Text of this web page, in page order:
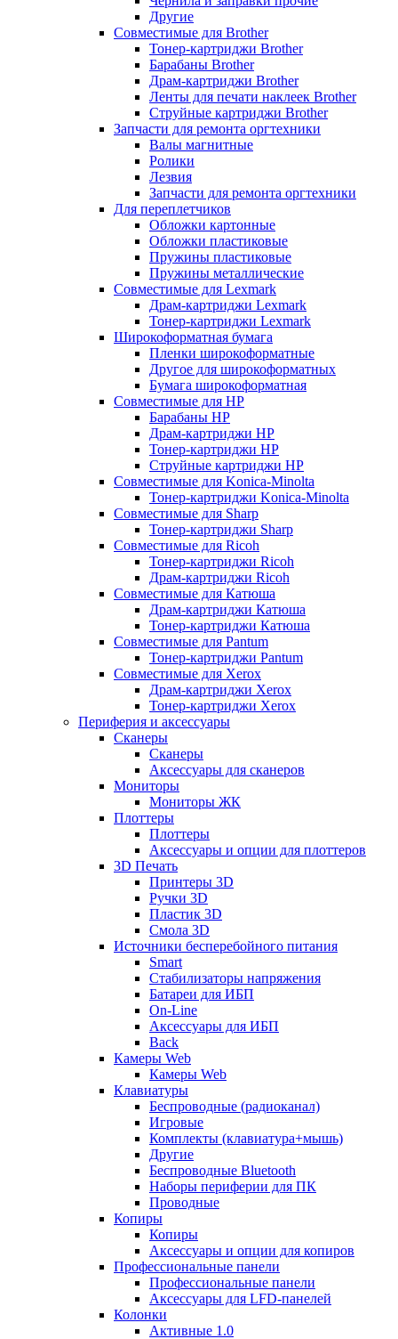
Другие
Совместимые для Brother
Тонер-картриджи Brother
Барабаны Brother
Драм-картриджи Brother
Ленты для печати наклеек Brother
Струйные картриджи Brother
Запчасти для ремонта оргтехники
Валы магнитные
Ролики
Лезвия
Запчасти для ремонта оргтехники
Для переплетчиков
Обложки картонные
Обложки пластиковые
Пружины пластиковые
Пружины металлические
Совместимые для Lexmark
Драм-картриджи Lexmark
Тонер-картриджи Lexmark
Широкоформатная бумага
Пленки широкоформатные
Другое для широкоформатных
Бумага широкоформатная
Совместимые для HP
Барабаны HP
Драм-картриджи HP
Тонер-картриджи HP
Струйные картриджи HP
Совместимые для Konica-Minolta
Тонер-картриджи Konica-Minolta
Совместимые для Sharp
Тонер-картриджи Sharp
Совместимые для Ricoh
Тонер-картриджи Ricoh
Драм-картриджи Ricoh
Совместимые для Катюша
Драм-картриджи Катюша
Тонер-картриджи Катюша
Совместимые для Pantum
Тонер-картриджи Pantum
Совместимые для Xerox
Драм-картриджи Xerox
Тонер-картриджи Xerox
Периферия и аксессуары
Сканеры
Сканеры
Аксессуары для сканеров
Мониторы
Мониторы ЖК
Плоттеры
Плоттеры
Аксессуары и опции для плоттеров
3D Печать
Принтеры 3D
Ручки 3D
Пластик 3D
Смола 3D
Источники бесперебойного питания
Smart
Стабилизаторы напряжения
Батареи для ИБП
On-Line
Аксессуары для ИБП
Back
Камеры Web
Камеры Web
Клавиатуры
Беспроводные (радиоканал)
Игровые
Комплекты (клавиатура+мышь)
Другие
Беспроводные Bluetooth
Наборы периферии для ПК
Проводные
Копиры
Копиры
Аксессуары и опции для копиров
Профессиональные панели
Профессиональные панели
Аксессуары для LFD-панелей
Колонки
Активные 1.0